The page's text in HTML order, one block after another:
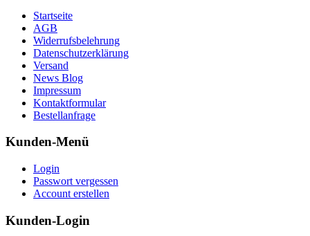
Startseite
AGB
Widerrufsbelehrung
Datenschutzerklärung
Versand
News Blog
Impressum
Kontaktformular
Bestellanfrage
Kunden-Menü
Login
Passwort vergessen
Account erstellen
Kunden-Login